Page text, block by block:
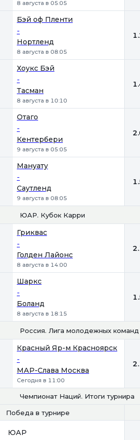
8 августа в 05:05
Бэй оф Пленти
-
Нортленд
8 августа в 08:05
Хоукс Бэй
-
Тасман
8 августа в 10:10
Отаго
-
Кентербери
9 августа в 05:05
Мануату
-
Саутленд
9 августа в 08:05
ЮАР. Кубок Карри
Гриквас
-
Голден Лайонс
8 августа в 14:00
Шаркс
-
Боланд
8 августа в 18:15
Россия. Лига молодежных команд
Красный Яр-м Красноярск
-
МАР-Слава Москва
Сегодня в 11:00
Чемпионат Наций. Итоги турнира
Победа в турнире
ЮАР